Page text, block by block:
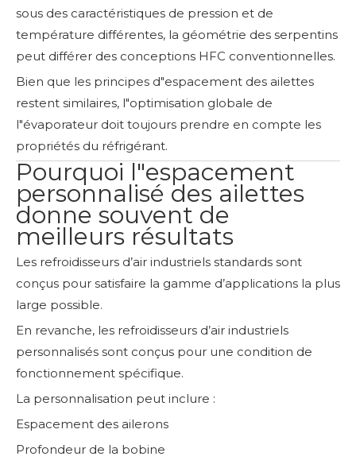
sous des caractéristiques de pression et de
température différentes, la géométrie des serpentins
peut différer des conceptions HFC conventionnelles.
Bien que les principes d"espacement des ailettes
restent similaires, l"optimisation globale de
l"évaporateur doit toujours prendre en compte les
propriétés du réfrigérant.
Pourquoi l"espacement
personnalisé des ailettes
donne souvent de
meilleurs résultats
Les refroidisseurs d’air industriels standards sont
conçus pour satisfaire la gamme d’applications la plus
large possible.
En revanche, les refroidisseurs d’air industriels
personnalisés sont conçus pour une condition de
fonctionnement spécifique.
La personnalisation peut inclure :
Espacement des ailerons
Profondeur de la bobine